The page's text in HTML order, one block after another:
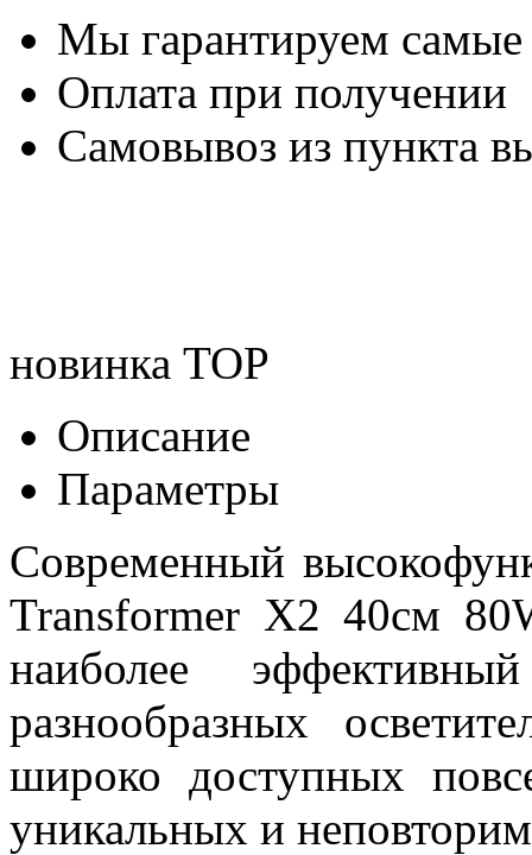
Мы гарантируем
Оплата при получении
Самовывоз из пункта
новинка TOP
Описание
Параметры
Современный
Transformer X2 40см
наиболее
разнообразных
широко доступных
уникальных и